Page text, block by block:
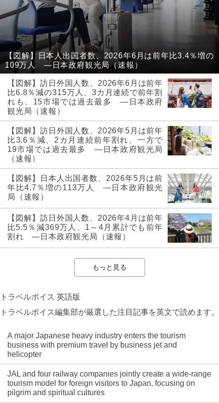
【図解】日本人出国者数、2026年6月は前年比3.4％増の
109万人 ―日本政府観光局（速報）
【図解】訪日外国人数、2026年6月は前年
比6.8％減の315万人、3カ月連続で前年割
れも、15市場では過去最多 ―日本政府
観光局（速報）
【図解】訪日外国人数、2026年5月は前年
比3.6％減、2カ月連続前年割れ、一方で
19市場では過去最多 ―日本政府観光局
（速報）
【図解】日本人出国者数、2026年5月は前
年比4.7％増の113万人 ―日本政府観光
局（速報）
【図解】訪日外国人数、2026年4月は前年
比5.5％減369万人、1～4月累計でも前年
割れ ―日本政府観光局（速報）
もっと見る
トラベルボイス 英語版
トラベルボイス編集部が厳選した注目記事を英文で読めます。
A major Japanese heavy industry enters the tourism
business with premium travel by business jet and
helicopter
JAL and four railway companies jointly create a wide-range
tourism model for foreign visitors to Japan, focusing on
pilgrim and spiritual cultures